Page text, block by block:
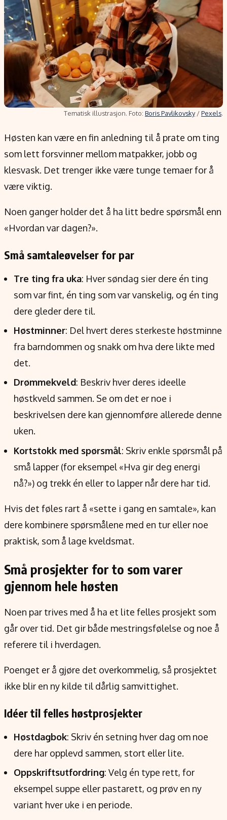
Tematisk illustrasjon. Foto: Boris Pavlikovsky/Pexels.
Høsten kan være en fin anledning til å prate om ting
som lett forsvinner mellom matpakker, jobb og
klesvask. Det trenger ikke være tunge temaer for å
være viktig.
Noen ganger holder det å ha litt bedre spørsmål enn
«Hvordan var dagen?».
Små samtaleøvelser for par
Tre ting fra uka: Hver søndag sier dere én ting
som var fint, én ting som var vanskelig, og én ting
dere gleder dere til.
Høstminner: Del hvert deres sterkeste høstminne
fra barndommen og snakk om hva dere likte med
det.
Drømmekveld: Beskriv hver deres ideelle
høstkveld sammen. Se om det er noe i
beskrivelsen dere kan gjennomføre allerede denne
uken.
Kortstokk med spørsmål: Skriv enkle spørsmål på
små lapper (for eksempel «Hva gir deg energi
nå?») og trekk én eller to lapper når dere har tid.
Hvis det føles rart å «sette i gang en samtale», kan
dere kombinere spørsmålene med en tur eller noe
praktisk, som å lage kveldsmat.
Små prosjekter for to som varer
gjennom hele høsten
Noen par trives med å ha et lite felles prosjekt som
går over tid. Det gir både mestringsfølelse og noe å
referere til i hverdagen.
Poenget er å gjøre det overkommelig, så prosjektet
ikke blir en ny kilde til dårlig samvittighet.
Idéer til felles høstprosjekter
Høstdagbok: Skriv én setning hver dag om noe
dere har opplevd sammen, stort eller lite.
Oppskriftsutfordring: Velg én type rett, for
eksempel suppe eller pastarett, og prøv en ny
variant hver uke i en periode.